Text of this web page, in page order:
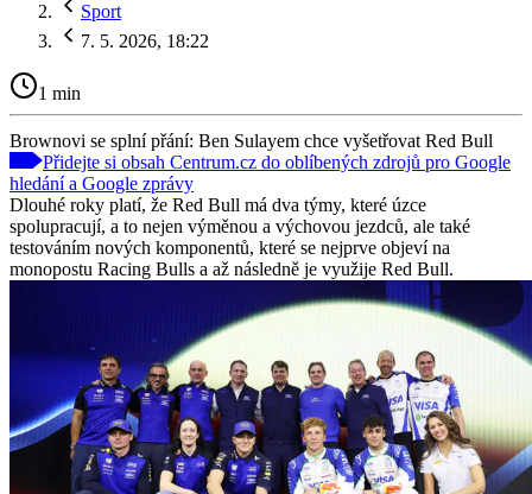
Sport
7. 5. 2026, 18:22
1 min
Brownovi se splní přání: Ben Sulayem chce vyšetřovat Red Bull
Přidejte si obsah Centrum.cz do oblíbených zdrojů pro Google
hledání a Google zprávy
Dlouhé roky platí, že Red Bull má dva týmy, které úzce
spolupracují, a to nejen výměnou a výchovou jezdců, ale také
testováním nových komponentů, které se nejprve objeví na
monopostu Racing Bulls a až následně je využije Red Bull.